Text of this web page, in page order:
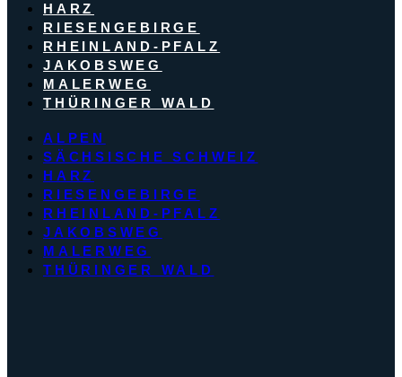
HARZ
RIESENGEBIRGE
RHEINLAND-PFALZ
JAKOBSWEG
MALERWEG
THÜRINGER WALD
ALPEN
SÄCHSISCHE SCHWEIZ
HARZ
RIESENGEBIRGE
RHEINLAND-PFALZ
JAKOBSWEG
MALERWEG
THÜRINGER WALD